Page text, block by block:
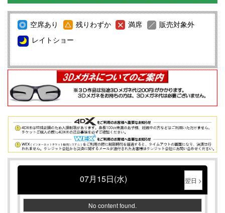
4DX作品の効果について
『ScreenX with ADMIXシアター』2025年12月11日(木) グ
ランドオープンのお知らせ
映画館のマナーについて
【重要】ＵＳシネマつくばから「お支払いについて」のお
WEXご購入メールが届かない件について
【重要】映画鑑賞料金改定についてのご案内
【重要】４ＤＸ鑑賞料金改定についてのご案内
【重要】ADMIXシアター鑑賞料金改定についてのご案内
【重要】4DX初体験の方は必ずこちらのページをお読みく
ださい
WEXをご利用のお客様へ重要なお知らせ
Instagram/Twitterはじめました！
空席あり 残りわずか 満席
販売対象外
レイトショー
07月15日(水) 翌日 >
No content found.